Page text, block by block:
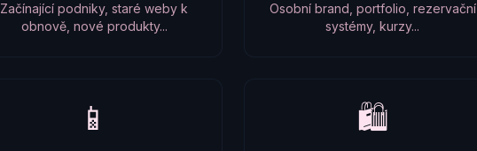
Začínající podniky, staré weby k
obnově, nové produkty...
Osobní brand, portfolio, rezervační
systémy, kurzy...
📱 🛍️